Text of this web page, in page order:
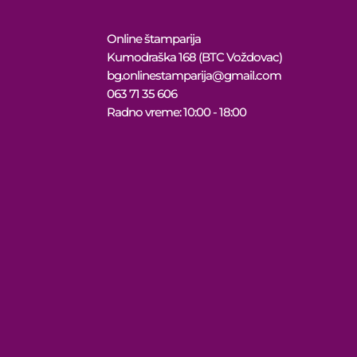
Online štamparija
Kumodraška 168 (BTC Voždovac)
bg.onlinestamparija@gmail.com
063 71 35 606
Radno vreme: 10:00 - 18:00